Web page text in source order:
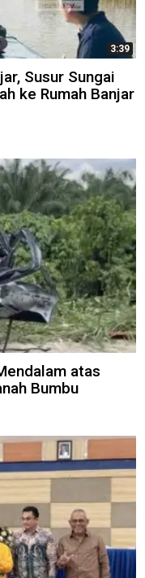
3:39
Susur Sungai
ke Rumah Banjar
atas
Bumbu